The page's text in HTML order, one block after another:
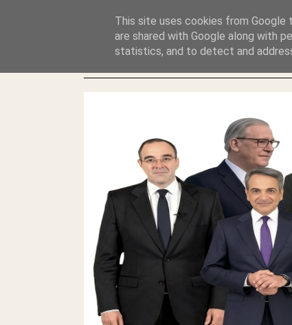
ΛΕΗΛΑΣΙΑ ΚΑΙ ΕΓΚΛΗΜΑ ?This site uses cookies from Google
are shared with Google along with
statistics, and to detect and